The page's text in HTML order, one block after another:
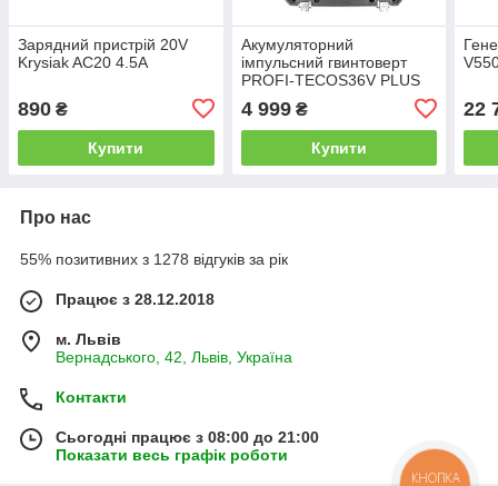
Зарядний пристрій 20V
Krysiak AC20 4.5A
890 ₴
Купити
Акумуляторний
імпульсний гвинтоверт
PROFI-TECOS36V PLUS
А·год, зарядний пристрій)
4 999₴
Купити
22
Про нас
55% позитивних з 1278 відгуків за рік
Працює з 28.12.2018
м. Львів
Вернадського, 42, Львів, Україна
Контакти
Сьогодні працює з 08:00 до 21:00
Показати весь графік роботи
КНОПКА